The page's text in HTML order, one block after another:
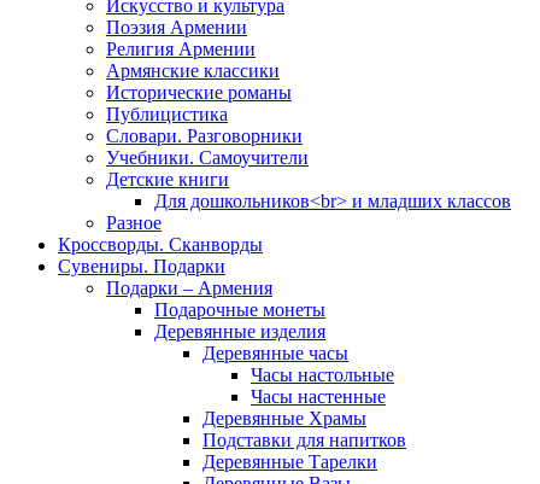
Иcкусство и культура
Поэзия Армении
Религия Армении
Армянские классики
Исторические романы
Публицистика
Словари. Разговорники
Учебники. Самоучители
Детские книги
Для дошкольников<br> и младших классов
Разное
Кроссворды. Сканворды
Сувениры. Подарки
Подарки – Армения
Подарочные монеты
Деревянные изделия
Деревянные часы
Часы настольные
Часы настенные
Деревянные Храмы
Подставки для напитков
Деревянные Тарелки